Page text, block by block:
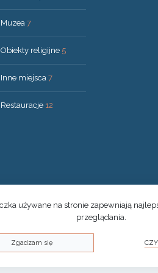
Muzea 7
Obiekty religijne 5
Inne miejsca 7
Restauracje 12
używane na stronie zapewniają
przeglądania.
Zgadzam się